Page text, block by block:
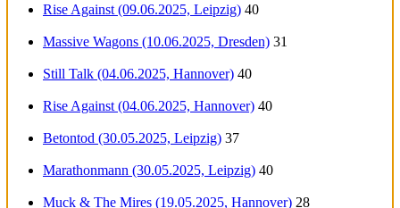
Rise Against (09.06.2025, Leipzig) 40
Massive Wagons (10.06.2025, Dresden) 31
Still Talk (04.06.2025, Hannover) 40
Rise Against (04.06.2025, Hannover) 40
Betontod (30.05.2025, Leipzig) 37
Marathonmann (30.05.2025, Leipzig) 40
Muck & The Mires (19.05.2025, Hannover) 28